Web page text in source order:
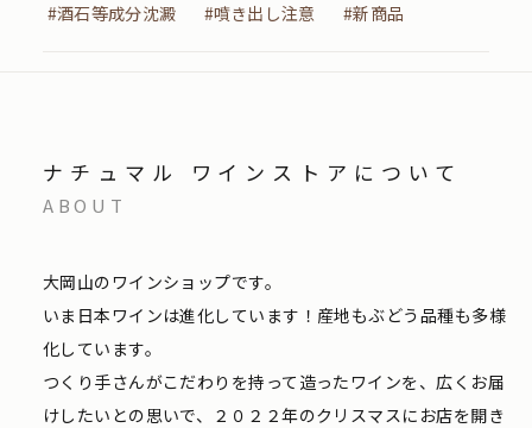
#酒石等成分沈澱 #噴き出し注意 #新商品
ナチュマル ワインストアについて
ABOUT
大岡山のワインショップです。
いま日本ワインは進化しています！産地もぶどう品種も多様
化しています。
つくり手さんがこだわりを持って造ったワインを、広くお届
けしたいとの思いで、２０２２年のクリスマスにお店を開き